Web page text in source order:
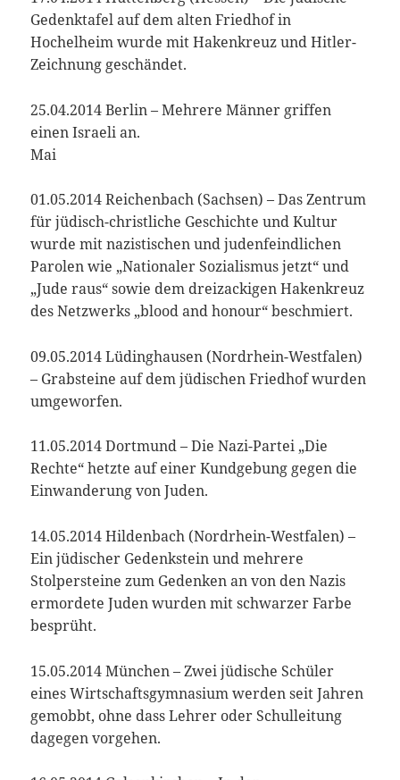
Gedenktafel auf dem alten Friedhof in
Hochelheim wurde mit Hakenkreuz und Hitler-
Zeichnung geschändet.
25.04.2014 Berlin – Mehrere Männer griffen
einen Israeli an.
Mai
01.05.2014 Reichenbach (Sachsen) – Das Zentrum
für jüdisch-christliche Geschichte und Kultur
wurde mit nazistischen und judenfeindlichen
Parolen wie „Nationaler Sozialismus jetzt“ und
„Jude raus“ sowie dem dreizackigen Hakenkreuz
des Netzwerks „blood and honour“ beschmiert.
09.05.2014 Lüdinghausen (Nordrhein-Westfalen)
– Grabsteine auf dem jüdischen Friedhof wurden
umgeworfen.
11.05.2014 Dortmund – Die Nazi-Partei „Die
Rechte“ hetzte auf einer Kundgebung gegen die
Einwanderung von Juden.
14.05.2014 Hildenbach (Nordrhein-Westfalen) –
Ein jüdischer Gedenkstein und mehrere
Stolpersteine zum Gedenken an von den Nazis
ermordete Juden wurden mit schwarzer Farbe
besprüht.
15.05.2014 München – Zwei jüdische Schüler
eines Wirtschaftsgymnasium werden seit Jahren
gemobbt, ohne dass Lehrer oder Schulleitung
dagegen vorgehen.